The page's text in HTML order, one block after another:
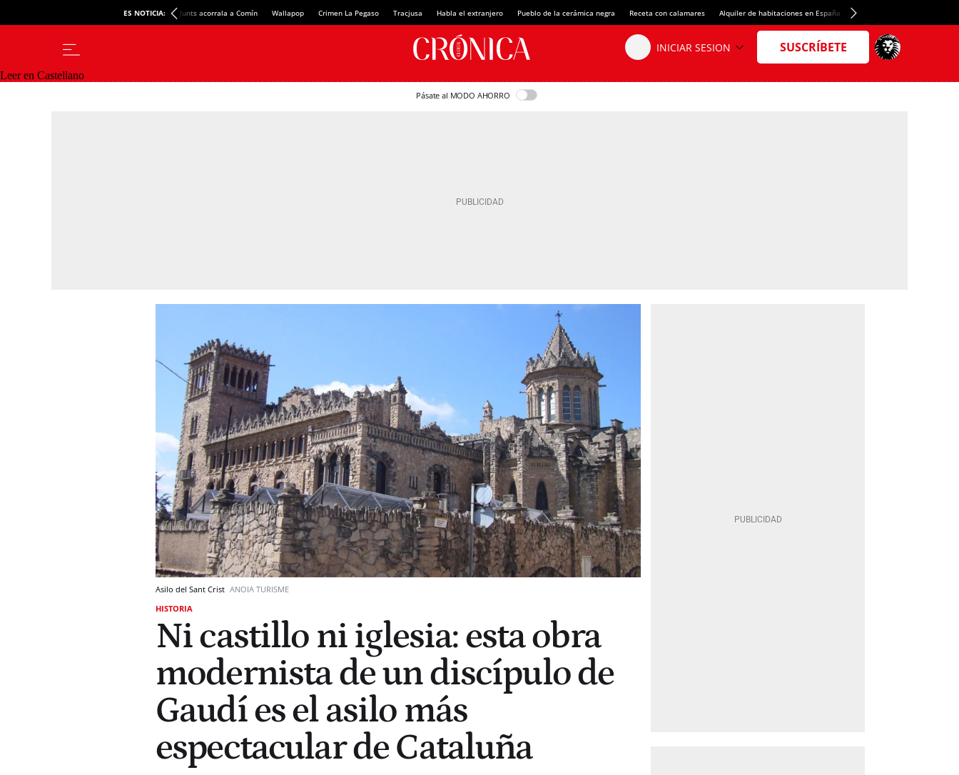
ES NOTICIA: Junts acorrala a Comín Wallapop Crimen La Pegaso Tracjusa Habla el extranjero Pueblo de la cerámica negra Receta con calamares Alquiler de habitaciones en España Crédito del Spotify Camp Nou
Leer en Castellano
Pásate al MODO AHORRO
Asilo del Sant Crist ANOIA TURISME
HISTORIA
Ni castillo ni iglesia: esta obra
modernista de un discípulo de
Gaudí es el asilo más
espectacular de Cataluña